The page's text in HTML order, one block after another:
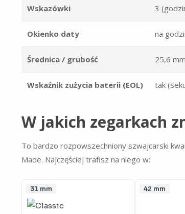
Wskazówki 3
Okienko daty na
Średnica / grubość 25,6
Wskaźnik zużycia baterii (EOL) tak
W jakich zegarkach
To bardzo rozpowszechniony szwajcarski
Made. Najczęściej trafisz na niego w:
31 mm 42 mm